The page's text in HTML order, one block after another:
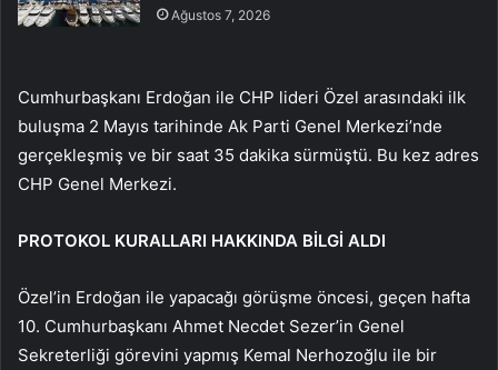
Ağustos 7, 2026
Cumhurbaşkanı Erdoğan ile CHP lideri Özel arasındaki ilk
buluşma 2 Mayıs tarihinde Ak Parti Genel Merkezi’nde
gerçekleşmiş ve bir saat 35 dakika sürmüştü. Bu kez adres
CHP Genel Merkezi.
PROTOKOL KURALLARI HAKKINDA BİLGİ ALDI
Özel’in Erdoğan ile yapacağı görüşme öncesi, geçen hafta
10. Cumhurbaşkanı Ahmet Necdet Sezer’in Genel
Sekreterliği görevini yapmış Kemal Nerhozoğlu ile bir